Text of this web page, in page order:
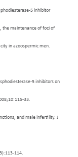
5 inhibitor
the maintenance of foci of
in azoospermic men.
5 inhibitors on
33.
and male infertility. J
114.